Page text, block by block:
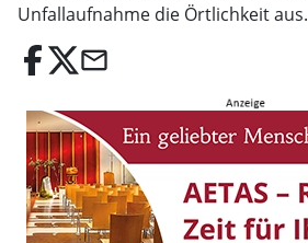
Unfallaufnahme die Örtlichkeit aus.
email